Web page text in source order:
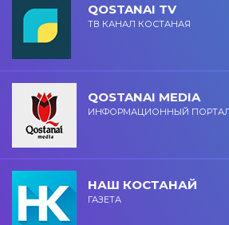
QOSTANAI TV
ТВ КАНАЛ КОСТАНАЯ
QOSTANAI MEDIA
ИНФОРМАЦИОННЫЙ
НАШ КОСТАНАЙ
ГАЗЕТА